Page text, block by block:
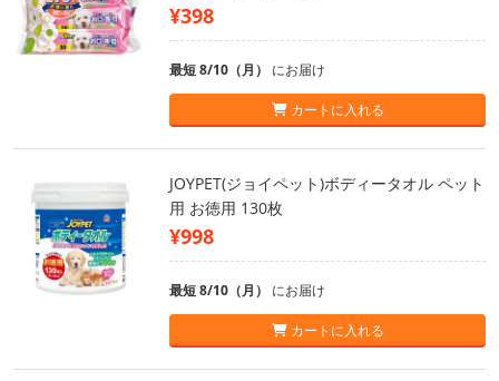
¥398
最短 8/10（月） にお届け
カートに入れる
JOYPET(ジョイペット)ボディータオル ペット
用 お徳用 130枚
¥998
最短 8/10（月） にお届け
カートに入れる